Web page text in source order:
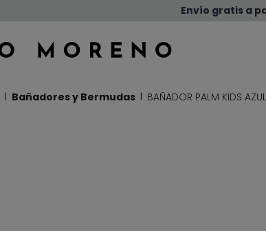
Envío gratis a
Bañadores y Bermudas BAÑADOR PALM KIDS AZUL